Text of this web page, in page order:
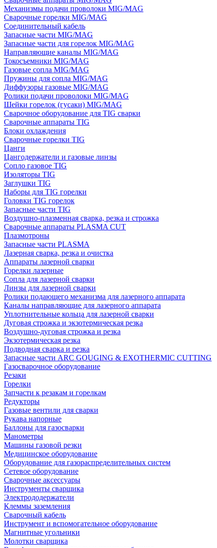
Механизмы подачи проволоки MIG/MAG
Сварочные горелки MIG/MAG
Соединительный кабель
Запасные части MIG/MAG
Запасные части для горелок MIG/MAG
Направляющие каналы MIG/MAG
Токосъемники MIG/MAG
Газовые сопла MIG/MAG
Пружины для сопла MIG/MAG
Диффузоры газовые MIG/MAG
Ролики подачи проволоки MIG/MAG
Шейки горелок (гусаки) MIG/MAG
Сварочное оборудование для TIG сварки
Сварочные аппараты TIG
Блоки охлаждения
Сварочные горелки TIG
Цанги
Цангодержатели и газовые линзы
Сопло газовое TIG
Изоляторы TIG
Заглушки TIG
Наборы для TIG горелки
Головки TIG горелок
Запасные части TIG
Воздушно-плазменная сварка, резка и строжка
Сварочные аппараты PLASMA CUT
Плазмотроны
Запасные части PLASMA
Лазерная сварка, резка и очистка
Аппараты лазерной сварки
Горелки лазерные
Сопла для лазерной сварки
Линзы для лазерной сварки
Ролики подающего механизма для лазерного аппарата
Каналы направляющие для лазерного аппарата
Уплотнительные кольца для лазерной сварки
Дуговая строжка и экзотермическая резка
Воздушно-дуговая строжка и резка
Экзотермическая резка
Подводная сварка и резка
Запасные части ARC GOUGING & EXOTHERMIC CUTTING
Газосварочное оборудование
Резаки
Горелки
Запчасти к резакам и горелкам
Редукторы
Газовые вентили для сварки
Рукава напорные
Баллоны для газосварки
Манометры
Машины газовой резки
Медицинское оборудование
Оборудование для газораспределительных систем
Сетевое оборудование
Сварочные аксессуары
Инструменты сварщика
Электрододержатели
Клеммы заземления
Сварочный кабель
Инструмент и вспомогательное оборудование
Магнитные угольники
Молотки сварщика